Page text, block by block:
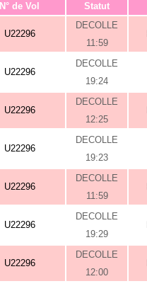
N° de Vol Statut
U22296
DECOLLE
11:59
U22296
DECOLLE
19:24
U22296
DECOLLE
12:25
U22296
DECOLLE
19:23
U22296
DECOLLE
11:59
U22296
DECOLLE
19:29
U22296
DECOLLE
12:00